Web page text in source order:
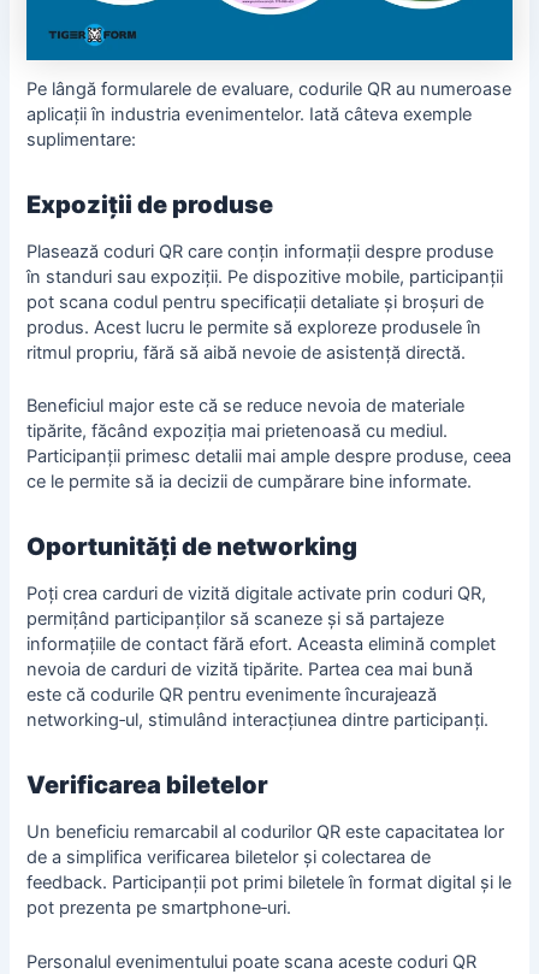
Pe lângă formularele de evaluare, codurile QR au numeroase
aplicații în industria evenimentelor. Iată câteva exemple
suplimentare:
Expoziții de produse
Plasează coduri QR care conțin informații despre produse
în standuri sau expoziții. Pe dispozitive mobile, participanții
pot scana codul pentru specificații detaliate și broșuri de
produs. Acest lucru le permite să exploreze produsele în
ritmul propriu, fără să aibă nevoie de asistență directă.
Beneficiul major este că se reduce nevoia de materiale
tipărite, făcând expoziția mai prietenoasă cu mediul.
Participanții primesc detalii mai ample despre produse, ceea
ce le permite să ia decizii de cumpărare bine informate.
Oportunități de networking
Poți crea carduri de vizită digitale activate prin coduri QR,
permițând participanților să scaneze și să partajeze
informațiile de contact fără efort. Aceasta elimină complet
nevoia de carduri de vizită tipărite. Partea cea mai bună
este că codurile QR pentru evenimente încurajează
networking‑ul, stimulând interacțiunea dintre participanți.
Verificarea biletelor
Un beneficiu remarcabil al codurilor QR este capacitatea lor
de a simplifica verificarea biletelor și colectarea de
feedback. Participanții pot primi biletele în format digital și le
pot prezenta pe smartphone‑uri.
Personalul evenimentului poate scana aceste coduri QR